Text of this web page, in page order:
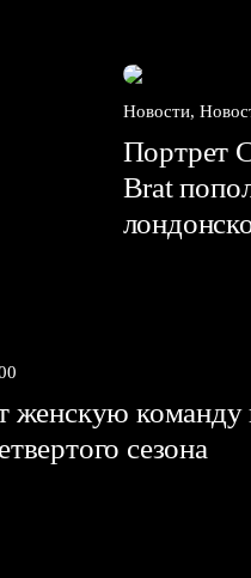
Новости,
Портрет
Brat
женскую команду
сезона